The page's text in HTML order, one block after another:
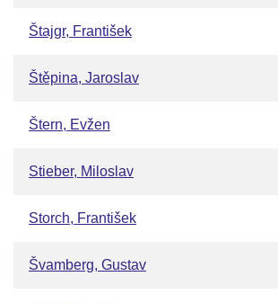
Štajgr, František
Štěpina, Jaroslav
Štern, Evžen
Stieber, Miloslav
Storch, František
Švamberg, Gustav